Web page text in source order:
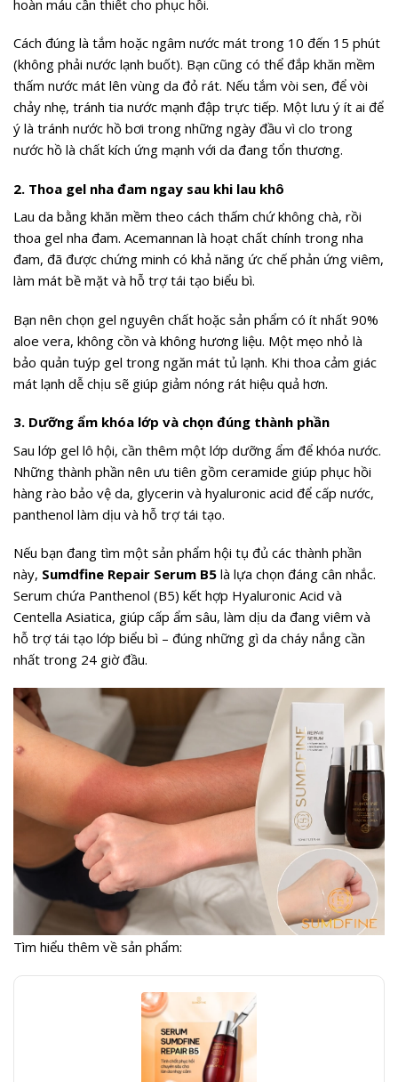
hoàn máu cần thiết cho phục hồi.
Cách đúng là tắm hoặc ngâm nước mát trong 10 đến 15 phút
(không phải nước lạnh buốt). Bạn cũng có thể đắp khăn mềm
thấm nước mát lên vùng da đỏ rát. Nếu tắm vòi sen, để vòi
chảy nhẹ, tránh tia nước mạnh đập trực tiếp. Một lưu ý ít ai để
ý là tránh nước hồ bơi trong những ngày đầu vì clo trong
nước hồ là chất kích ứng mạnh với da đang tổn thương.
2. Thoa gel nha đam ngay sau khi lau khô
Lau da bằng khăn mềm theo cách thấm chứ không chà, rồi
thoa gel nha đam. Acemannan là hoạt chất chính trong nha
đam, đã được chứng minh có khả năng ức chế phản ứng viêm,
làm mát bề mặt và hỗ trợ tái tạo biểu bì.
Bạn nên chọn gel nguyên chất hoặc sản phẩm có ít nhất 90%
aloe vera, không cồn và không hương liệu. Một mẹo nhỏ là
bảo quản tuýp gel trong ngăn mát tủ lạnh. Khi thoa cảm giác
mát lạnh dễ chịu sẽ giúp giảm nóng rát hiệu quả hơn.
3. Dưỡng ẩm khóa lớp và chọn đúng thành phần
Sau lớp gel lô hội, cần thêm một lớp dưỡng ẩm để khóa nước.
Những thành phần nên ưu tiên gồm ceramide giúp phục hồi
hàng rào bảo vệ da, glycerin và hyaluronic acid để cấp nước,
panthenol làm dịu và hỗ trợ tái tạo.
Nếu bạn đang tìm một sản phẩm hội tụ đủ các thành phần
này, Sumdfine Repair Serum B5 là lựa chọn đáng cân nhắc.
Serum chứa Panthenol (B5) kết hợp Hyaluronic Acid và
Centella Asiatica, giúp cấp ẩm sâu, làm dịu da đang viêm và
hỗ trợ tái tạo lớp biểu bì – đúng những gì da cháy nắng cần
nhất trong 24 giờ đầu.
Tìm hiểu thêm về sản phẩm: